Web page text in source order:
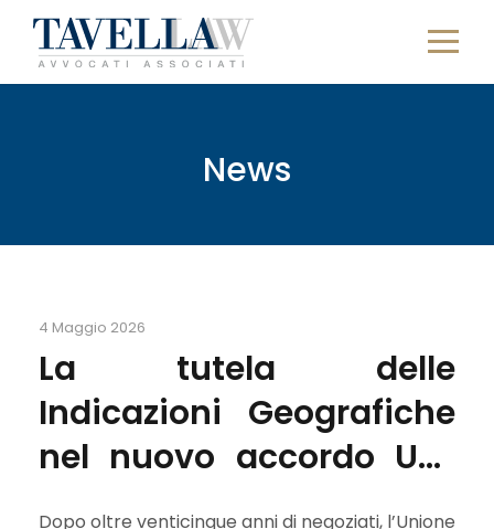
News
4 Maggio 2026
La tutela delle
Indicazioni Geografiche
nel nuovo accordo UE-
Dopo oltre venticinque anni di negoziati, l’Unione